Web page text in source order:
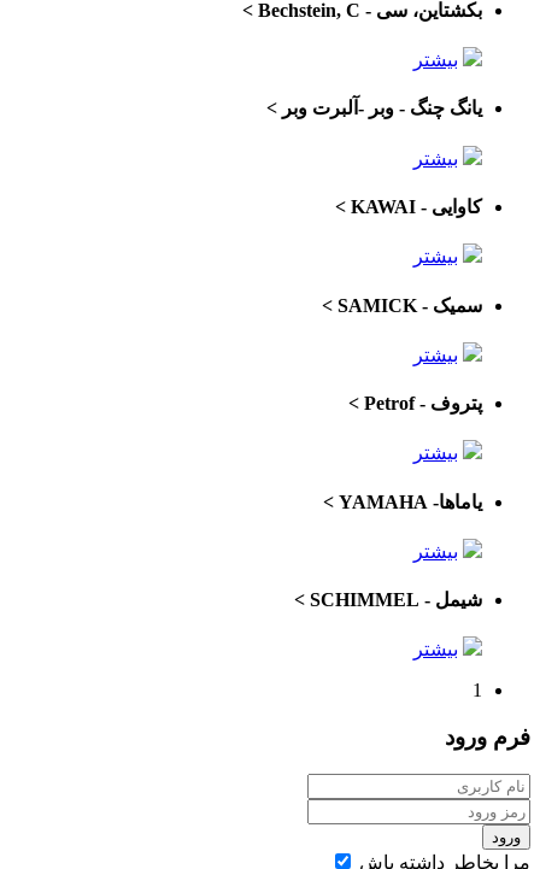
بکشتاین، سی - Bechstein, C >
بیشتر
یانگ چنگ - وبر -آلبرت وبر >
بیشتر
کاوایی - KAWAI >
بیشتر
سمیک - SAMICK >
بیشتر
پتروف - Petrof >
بیشتر
یاماها- YAMAHA >
بیشتر
شیمل - SCHIMMEL >
بیشتر
1
فرم ورود
ورود
مرا بخاطر داشته باش